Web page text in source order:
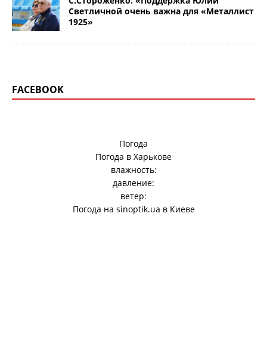
Светличной очень важна для «Металлист
1925»
FACEBOOK
Погода
Погода в Харькове
влажность:
давление:
ветер:
Погода на sinoptik.ua в Киеве